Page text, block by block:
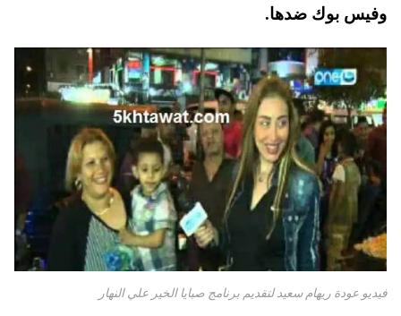
وفيس بوك ضدها.
فيديو عودة ريهام سعيد لتقديم برنامج صبايا الخير علي النهار